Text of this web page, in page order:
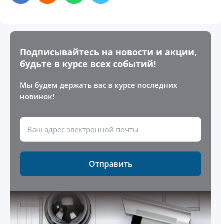
Подписывайтесь на новости и акции,
будьте в курсе всех событий!
Мы будем держать вас в курсе последних
новинок!
Отправить